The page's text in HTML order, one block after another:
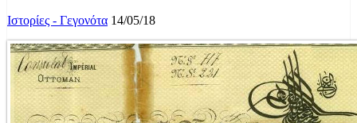
Ιστορίες - Γεγονότα 14/05/18